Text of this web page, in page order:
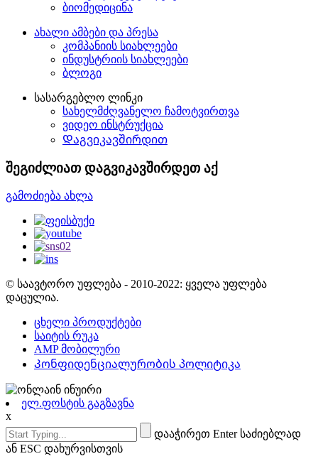
ბიომედიცინა
ახალი ამბები და პრესა
კომპანიის სიახლეები
ინდუსტრიის სიახლეები
ბლოგი
სასარგებლო ლინკი
სახელმძღვანელო ჩამოტვირთვა
ვიდეო ინსტრუქცია
Დაგვიკავშირდით
შეგიძლიათ დაგვიკავშირდეთ აქ
გამოძიება ახლა
© საავტორო უფლება - 2010-2022: ყველა უფლება
დაცულია.
ცხელი პროდუქტები
საიტის რუკა
AMP მობილური
Კონფიდენციალურობის პოლიტიკა
ელ.ფოსტის გაგზავნა
x
დააჭირეთ Enter საძიებლად
ან ESC დახურვისთვის